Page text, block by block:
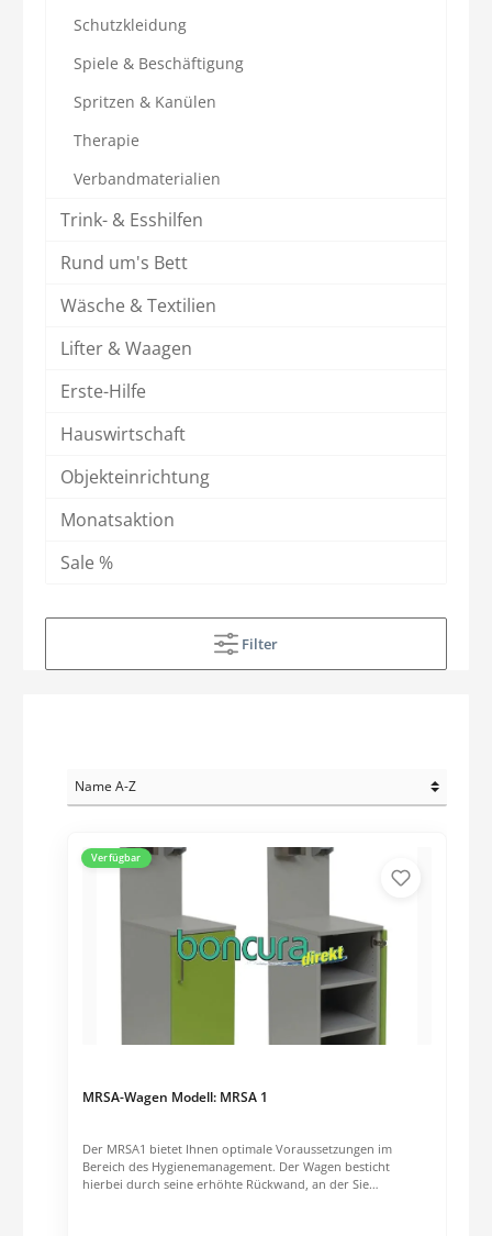
Schutzkleidung
Spiele & Beschäftigung
Spritzen & Kanülen
Therapie
Verbandmaterialien
Trink- & Esshilfen
Rund um's Bett
Wäsche & Textilien
Lifter & Waagen
Erste-Hilfe
Hauswirtschaft
Objekteinrichtung
Monatsaktion
Sale %
Filter
Verfügbar
MRSA-Wagen Modell: MRSA 1
Der MRSA1 bietet Ihnen optimale Voraussetzungen im
Bereich des Hygienemanagement. Der Wagen besticht
hierbei durch seine erhöhte Rückwand, an der Sie